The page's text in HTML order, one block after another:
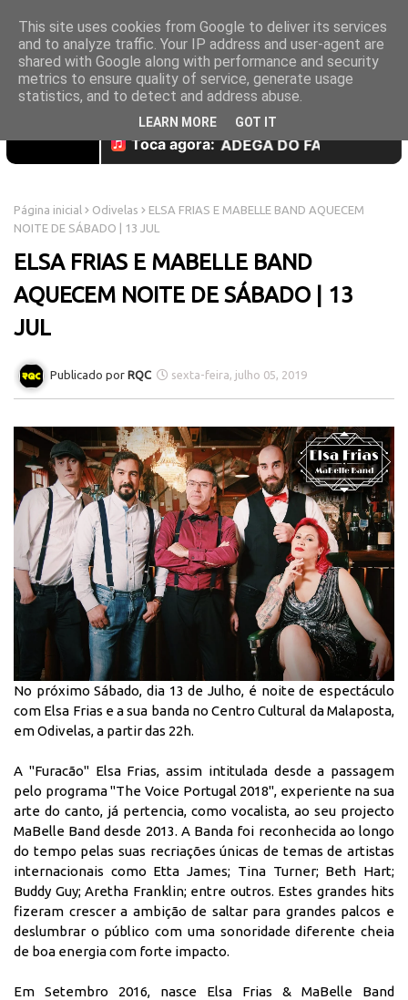
Página inicial Odivelas
ELSA FRIAS E MABELLE BAND AQUECEM
NOITE DE SÁBADO | 13 JUL
ELSA FRIAS E MABELLE BAND
AQUECEM NOITE DE SÁBADO | 13
JUL
RQC sexta-feira, julho 05, 2019
No próximo Sábado, dia 13 de Julho, é noite de espectáculo
com Elsa Frias e a sua banda no Centro Cultural da Malaposta,
em Odivelas, a partir das 22h.
A "Furacão" Elsa Frias, assim intitulada desde a passagem
pelo programa "The Voice Portugal 2018", experiente na sua
arte do canto, já pertencia, como vocalista, ao seu projecto
MaBelle Band desde 2013. A Banda foi reconhecida ao longo
do tempo pelas suas recriações únicas de temas de artistas
internacionais como Etta James; Tina Turner; Beth Hart;
Buddy Guy; Aretha Franklin; entre outros. Estes grandes hits
fizeram crescer a ambição de saltar para grandes palcos e
deslumbrar o público com uma sonoridade diferente cheia
de boa energia com forte impacto.
Em Setembro 2016, nasce Elsa Frias & MaBelle Band
This site uses cookies from Google to deliver its services
and to analyze traffic. Your IP address and user-agent are
shared with Google along with performance and security
metrics to ensure quality of service, generate usage
statistics, and to detect and address abuse.
LEARN MORE GOT IT